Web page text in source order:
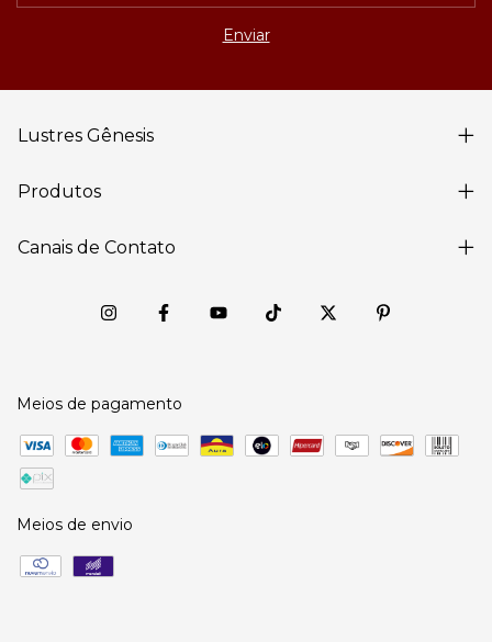
Lustres Gênesis
Produtos
Canais de Contato
Meios de pagamento
Meios de envio